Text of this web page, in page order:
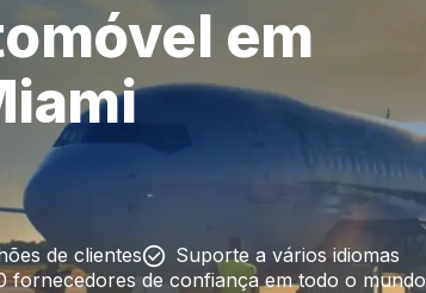
em
de clientes
Suporte a vários idiomas
fornecedores de confiança em todo o mundo